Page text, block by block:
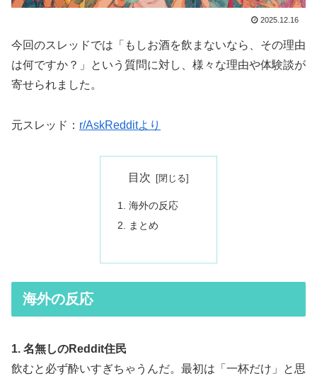
2025.12.16
今回のスレッドでは「もしお酒を飲まないなら、その理由
は何ですか？」という質問に対し、様々な理由や体験談が
寄せられました。
元スレッド： r/AskRedditより
目次
海外の反応
まとめ
海外の反応
1. 名無しのReddit住民
飲むと必ず酔いすぎちゃうんだ。最初は「一杯だけ」と思